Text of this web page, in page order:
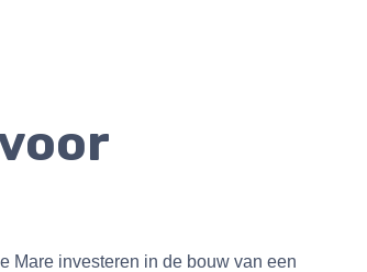
Mare investeren in de bouw van een